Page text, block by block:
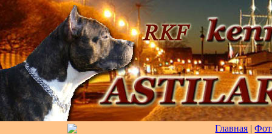
Главная |